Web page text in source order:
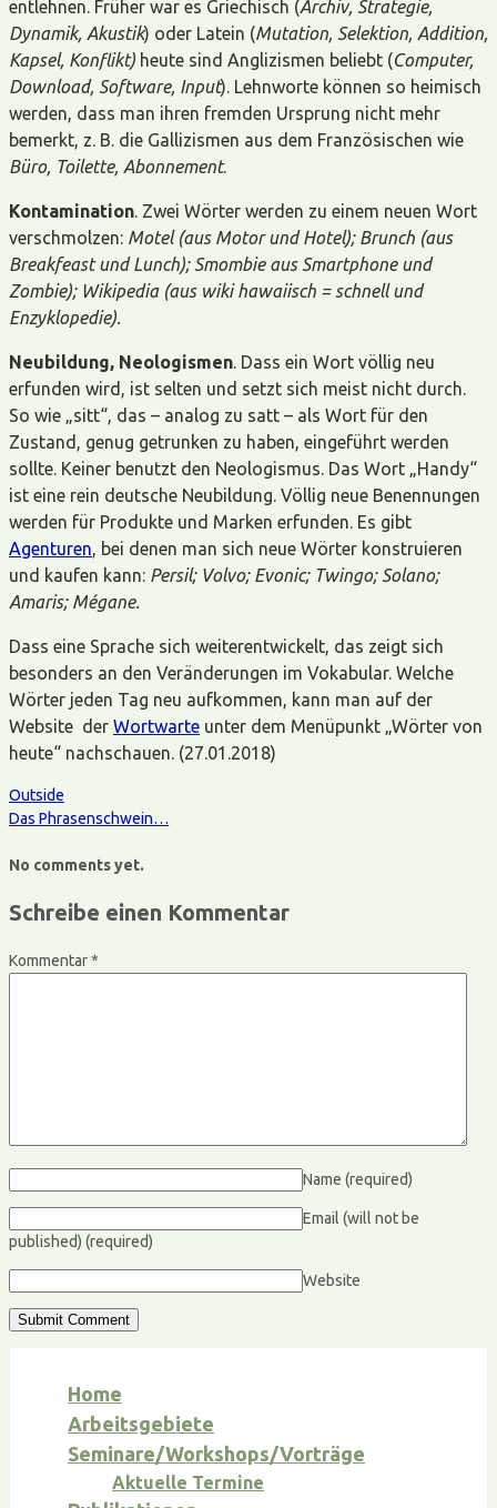
entlehnen. Früher war es Griechisch (Archiv, Strategie,
Dynamik, Akustik) oder Latein (Mutation, Selektion, Addition,
Kapsel, Konflikt) heute sind Anglizismen beliebt (Computer,
Download, Software, Input). Lehnworte können so heimisch
werden, dass man ihren fremden Ursprung nicht mehr
bemerkt, z. B. die Gallizismen aus dem Französischen wie
Büro, Toilette, Abonnement.
Kontamination . Zwei Wörter werden zu einem neuen Wort
verschmolzen: Motel (aus Motor und Hotel); Brunch (aus
Breakfeast und Lunch); Smombie aus Smartphone und
Zombie); Wikipedia (aus wiki hawaiisch = schnell und
Enzyklopedie).
Neubildung, Neologismen . Dass ein Wort völlig neu
erfunden wird, ist selten und setzt sich meist nicht durch.
So wie „sitt“, das – analog zu satt – als Wort für den
Zustand, genug getrunken zu haben, eingeführt werden
sollte. Keiner benutzt den Neologismus. Das Wort „Handy“
ist eine rein deutsche Neubildung. Völlig neue Benennungen
werden für Produkte und Marken erfunden. Es gibt
Agenturen , bei denen man sich neue Wörter konstruieren
und kaufen kann: Persil; Volvo; Evonic; Twingo; Solano;
Amaris; Mégane.
Dass eine Sprache sich weiterentwickelt, das zeigt sich
besonders an den Veränderungen im Vokabular. Welche
Wörter jeden Tag neu aufkommen, kann man auf der
Website der Wortwarte unter dem Menüpunkt „Wörter von
heute“ nachschauen. (27.01.2018)
Outside
Das Phrasenschwein…
No comments yet.
Schreibe einen Kommentar
Kommentar*
Name (required)
Email (will not be
published) (required)
Website
Home
Arbeitsgebiete
Seminare/Workshops/Vorträge
Aktuelle Termine